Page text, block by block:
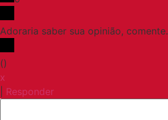
Adoraria saber sua opinião, comente.
()
x
Responder